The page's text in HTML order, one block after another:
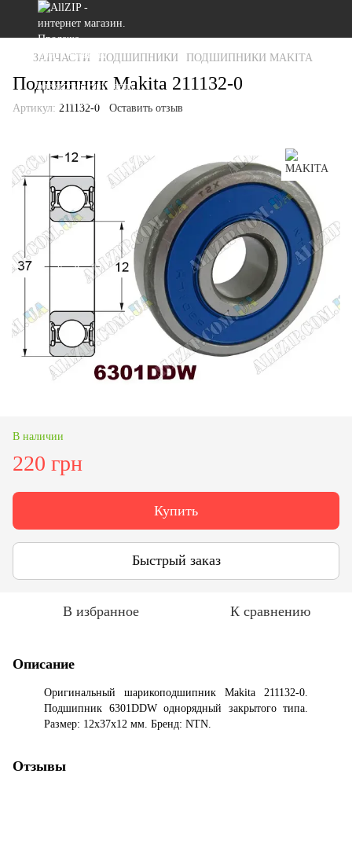
ЗАПЧАСТИ ПОДШИПНИКИ ПОДШИПНИКИ MAKITA
Подшипник Makita 211132-0
Артикул: 211132-0 Оставить отзыв
В наличии
220 грн
Купить
Быстрый заказ
В избранное К сравнению
Описание
Оригинальный шарикоподшипник Makita 211132-0.
Подшипник 6301DDW однорядный закрытого типа.
Размер: 12x37x12 мм. Бренд: NTN.
Отзывы